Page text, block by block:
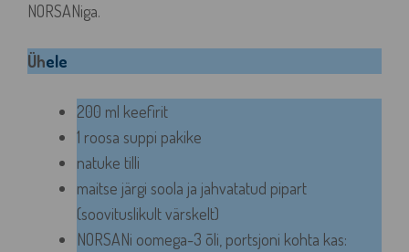
NORSANiga.
Ühele
200 ml keefirit
1 roosa suppi pakike
natuke tilli
maitse järgi soola ja jahvatatud pipart
(soovituslikult värskelt)
NORSANi oomega-3 õli, portsjoni kohta kas: